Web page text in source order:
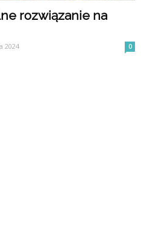
rozwiązanie na
2024 0